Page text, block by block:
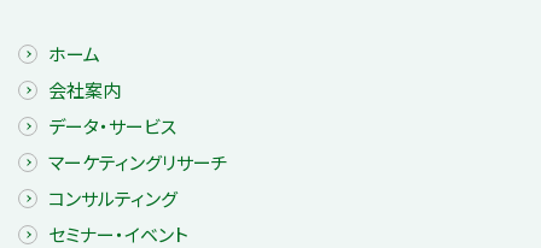
ホーム
会社案内
データ・サービス
マーケティングリサーチ
コンサルティング
セミナー・イベント